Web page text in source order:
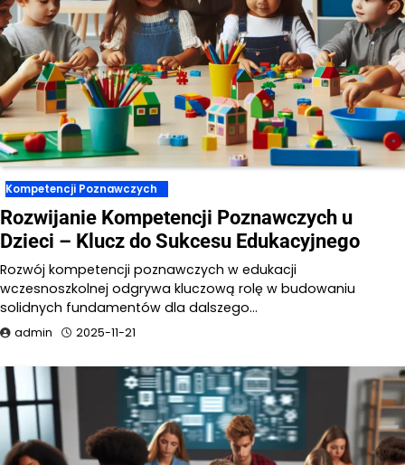
Kompetencji Poznawczych
Rozwijanie Kompetencji Poznawczych u
Dzieci – Klucz do Sukcesu Edukacyjnego
Rozwój kompetencji poznawczych w edukacji
wczesnoszkolnej odgrywa kluczową rolę w budowaniu
solidnych fundamentów dla dalszego…
admin 2025-11-21